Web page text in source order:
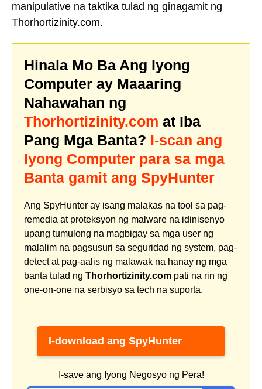
manipulative na taktika tulad ng ginagamit ng
Thorhortizinity.com.
Hinala Mo Ba Ang Iyong
Computer ay Maaaring
Nahawahan ng
Thorhortizinity.com at Iba
Pang Mga Banta? I-scan ang
Iyong Computer para sa mga
Banta gamit ang SpyHunter
Ang SpyHunter ay isang malakas na tool sa pag-
remedia at proteksyon ng malware na idinisenyo
upang tumulong na magbigay sa mga user ng
malalim na pagsusuri sa seguridad ng system, pag-
detect at pag-aalis ng malawak na hanay ng mga
banta tulad ng Thorhortizinity.com pati na rin ng
one-on-one na serbisyo sa tech na suporta.
I-download ang SpyHunter
I-save ang Iyong Negosyo ng Pera!